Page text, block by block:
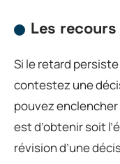
Les
Si le retard
contestez une
pouvez enclencher
est d’obtenir soit
révision d’une